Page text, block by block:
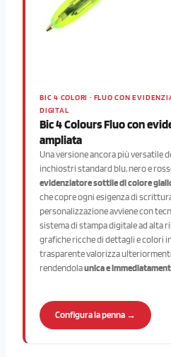
BIC 4 COLORI · FLUO CON
DIGITAL
Bic 4 Colours Fluo con
ampliata
Una versione ancora più versatile
inchiostri standard blu, nero e
evidenziatore sottile di colore
che copre ogni esigenza di
personalizzazione avviene con
sistema di stampa digitale ad alta
grafiche ricche di dettagli e colori
trasparente valorizza
rendendolaunica e
Configura la penna →